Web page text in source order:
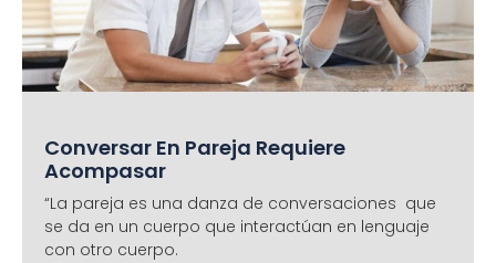
Conversar En Pareja Requiere
Acompasar
“La pareja es una danza de conversaciones que
se da en un cuerpo que interactúan en lenguaje
con otro cuerpo.